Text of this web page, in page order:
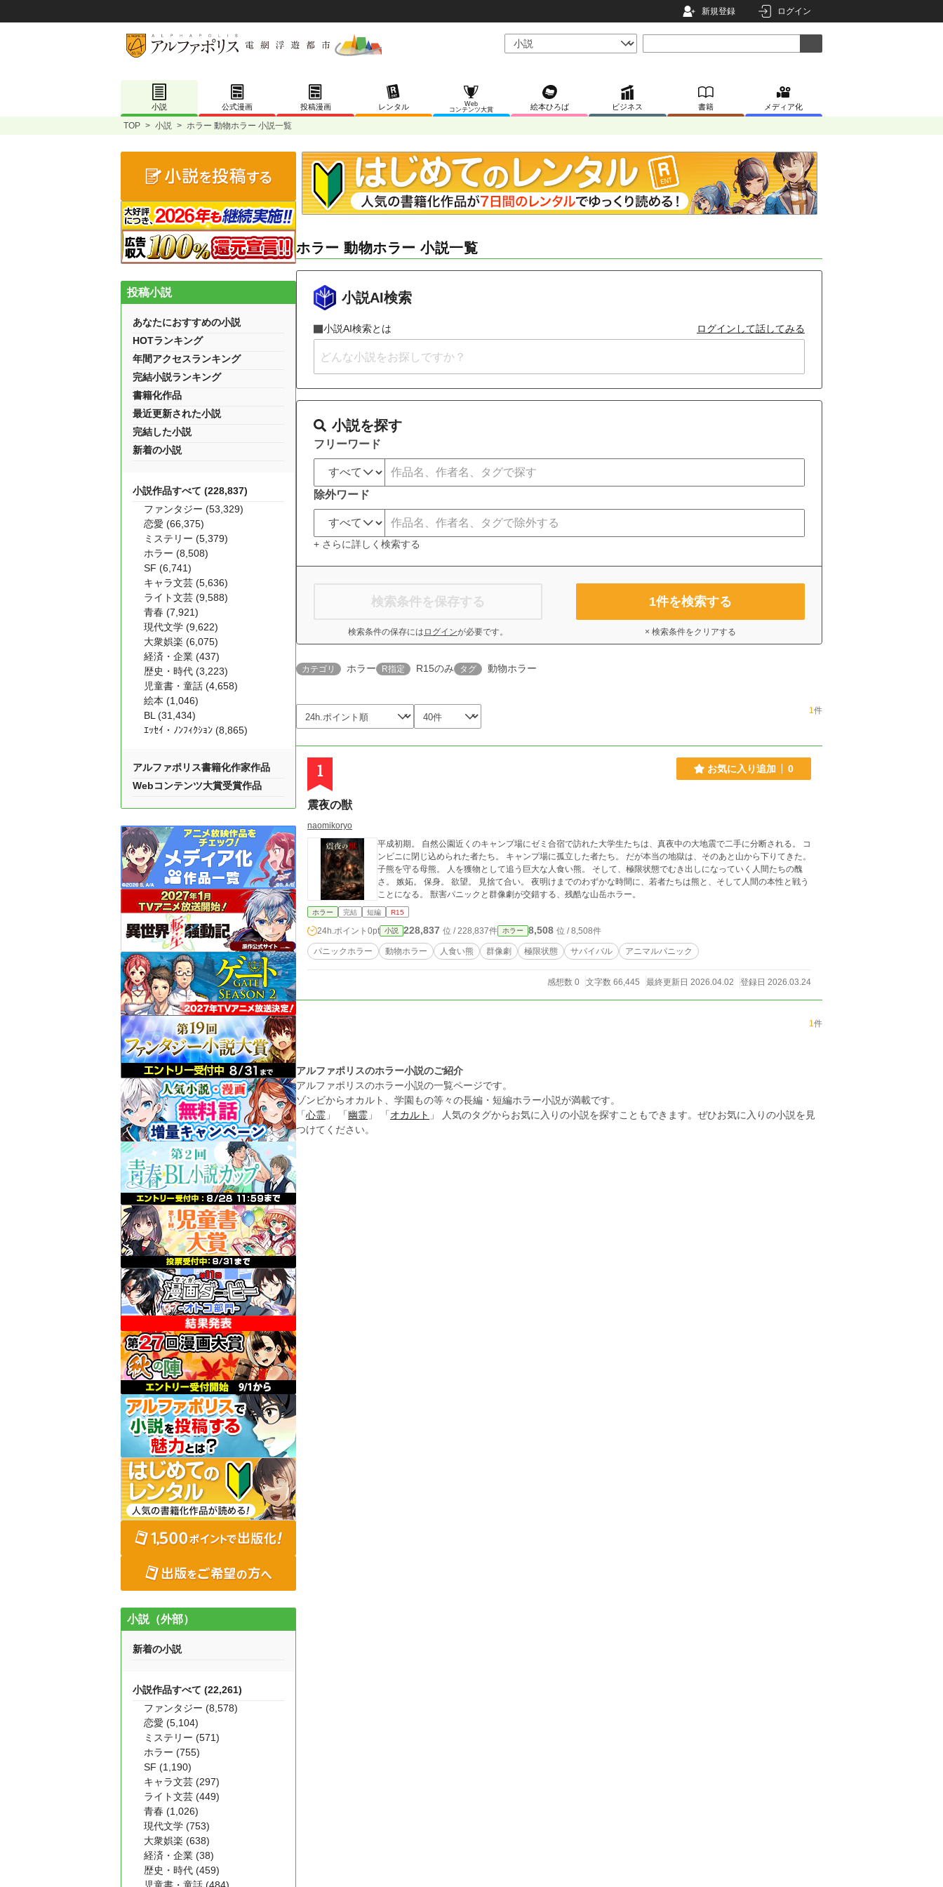
新規登録 ログイン
小説 公式漫画 投稿漫画 レンタル
Web
コンテンツ大賞
絵本ひろば ビジネス 書籍 メディア化
TOP > 小説 > ホラー 動物ホラー 小説一覧
ホラー 動物ホラー 小説一覧
小説AI検索
小説AI検索とは ログインして話してみる
小説を探す
フリーワード
除外ワード
+ さらに詳しく検索する
検索条件を保存する
検索条件の保存には ログインが必要です。
1件を検索する
× 検索条件をクリアする
カテゴリ ホラー R指定 R15のみ タグ 動物ホラー
1件
1 お気に入り追加 0
震夜の獣
naomikoryo
平成初期。 自然公園近くのキャンプ場にゼミ合宿で訪れた大学生たちは、真夜中の大地震で二手に分断される。 コ
ンビニに閉じ込められた者たち。 キャンプ場に孤立した者たち。 だが本当の地獄は、そのあと山から下りてきた。
子熊を守る母熊。 人を獲物として追う巨大な人食い熊。 そして、極限状態でむき出しになっていく人間たちの醜
さ。 嫉妬。 保身。 欲望。 見捨て合い。 夜明けまでのわずかな時間に、若者たちは熊と、そして人間の本性と戦う
ことになる。 獣害パニックと群像劇が交錯する、残酷な山岳ホラー。
ホラー 完結 短編 R15
24h.ポイント 0pt 小説 228,837 位 / 228,837件 ホラー 8,508 位 / 8,508件
パニックホラー 動物ホラー 人食い熊 群像劇 極限状態 サバイバル アニマルパニック
感想数 0 文字数 66,445 最終更新日 2026.04.02 登録日 2026.03.24
1件
アルファポリスのホラー小説のご紹介
アルファポリスのホラー小説の一覧ページです。
ゾンビからオカルト、学園もの等々の長編・短編ホラー小説が満載です。
「 心霊 」 「 幽霊 」 「 オカルト 」 人気のタグからお気に入りの小説を探すこともできます。ぜひお気に入りの小説を見
つけてください。
投稿小説
あなたにおすすめの小説
HOTランキング
年間アクセスランキング
完結小説ランキング
書籍化作品
最近更新された小説
完結した小説
新着の小説
小説作品すべて (228,837)
ファンタジー (53,329)
恋愛 (66,375)
ミステリー (5,379)
ホラー (8,508)
SF (6,741)
キャラ文芸 (5,636)
ライト文芸 (9,588)
青春 (7,921)
現代文学 (9,622)
大衆娯楽 (6,075)
経済・企業 (437)
歴史・時代 (3,223)
児童書・童話 (4,658)
絵本 (1,046)
BL (31,434)
ｴｯｾｲ・ﾉﾝﾌｨｸｼｮﾝ (8,865)
アルファポリス書籍化作家作品
Webコンテンツ大賞受賞作品
小説（外部）
新着の小説
小説作品すべて (22,261)
ファンタジー (8,578)
恋愛 (5,104)
ミステリー (571)
ホラー (755)
SF (1,190)
キャラ文芸 (297)
ライト文芸 (449)
青春 (1,026)
現代文学 (753)
大衆娯楽 (638)
経済・企業 (38)
歴史・時代 (459)